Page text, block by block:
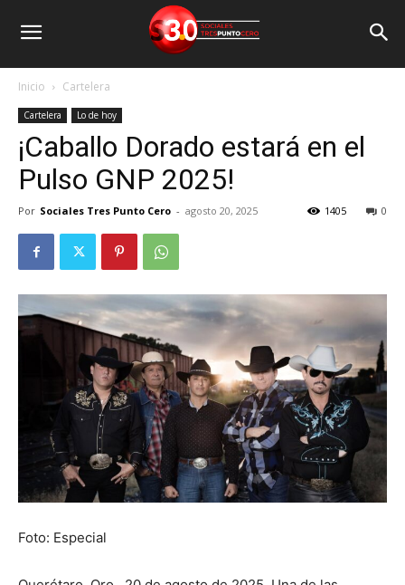
Inicio Cartelera
Cartelera Lo de hoy
¡Caballo Dorado estará en el
Pulso GNP 2025!
Por Sociales Tres Punto Cero - agosto 20, 2025 0
1405
Foto: Especial